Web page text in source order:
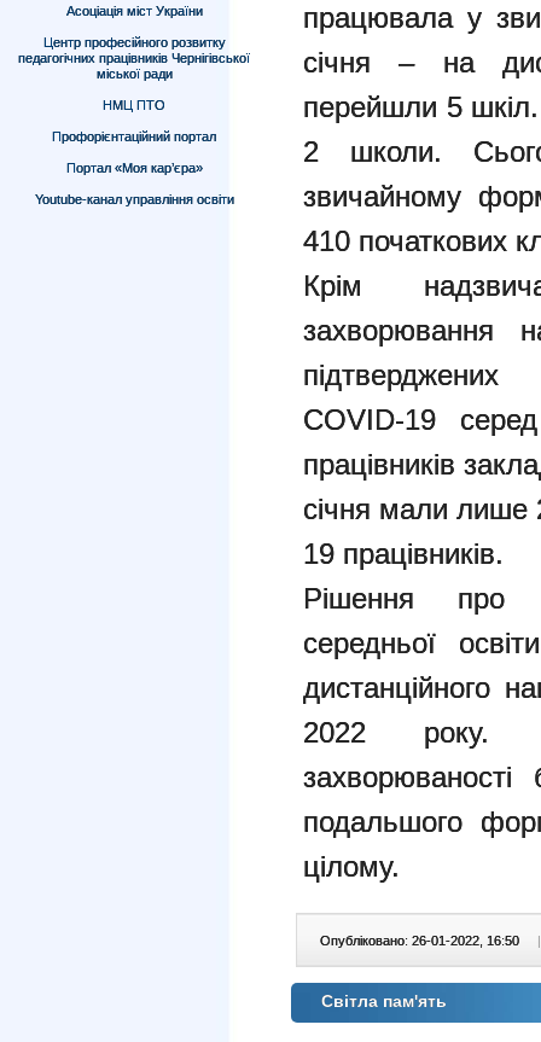
Асоціація міст України
Центр професійного розвитку
педагогічних працівників Чернігівської
міської ради
НМЦ ПТО
Профорієнтаційний портал
Портал «Моя кар’єра»
Youtube-канал управління освіти
працювала у
січня – на
перейшли 5
2 школи.
звичайному
410 початкових
Крім
COVID-19
працівників
січня мали лише
19 працівників.
Рішення про
середньої
дистанційного
2022 року.
подальшого
цілому.
Опубліковано: 26-01-2022, 16:50 |
Світла пам'ять